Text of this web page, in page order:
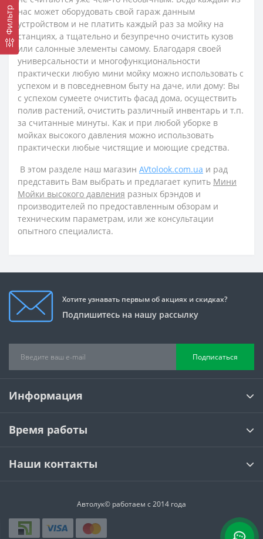
Фильтр нас может оборудовать свой гараж данным
устройством и не платить каждый раз за мойку на
станциях, а тщательно и безупречно очистить кузов
или салонные элементы самому. Благодаря своей
универсальности и многофункциональности
практически любую мини мойку можно использовать с
успехом и в повседневном быту на даче, или дому: Вы
с успехом сумеете очистить фасад дома, осуществить
полив растений, очистить различный инвентарь и т.п.
за считанные минуты. Как и при любой уборке в
мойках высокого давления можно использовать
практически любые чистящие и моющие средства.
В этом разделе наш магазин AVtolook.com.ua и рад
представить Вам выбрать и предлагает купить Мини
Мойки высокого давления разных брэндов и
производителей по предоставленным обзорам и
техническим параметрам, или же консультации
опытного специалиста.
Хотите узнавать первым об акциях и скидках?
Подпишитесь на нашу рассылку
Подписаться
Информация
Время работы
Наши контакты
Автолук© работаем с 2014 года